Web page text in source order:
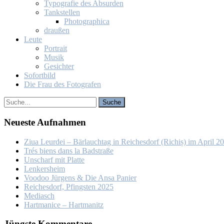
Ty­po­gra­fie des Ab­sur­den
Tank­stel­len
Pho­to­gra­phi­ca
drau­ßen
Leu­te
Por­trait
Mu­sik
Ge­sich­ter
So­fort­bild
Die Frau des Fo­to­gra­fen
Neu­es­te Auf­nah­men
Ziua Leur­dei – Bär­lauch­tag in Rei­ches­dorf (Ri­chiș) im April
Trés biens dans la Bad­stra­ße
Un­scharf mit Plat­te
Len­kers­heim
Voo­doo Jür­gens & Die An­sa Pa­nier
Rei­ches­dorf, Pfings­ten 2025
Me­dia­sch
Hart­ma­nice – Hart­ma­nitz